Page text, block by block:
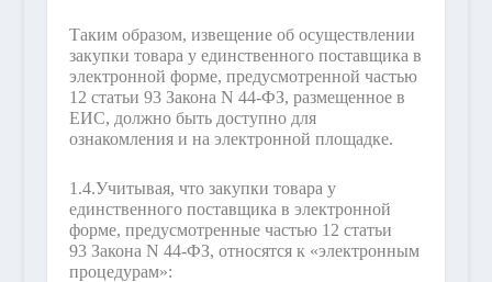
Таким образом, извещение об осуществлении
закупки товара у единственного поставщика в
электронной форме, предусмотренной частью
12 статьи 93 Закона N 44-ФЗ, размещенное в
ЕИС, должно быть доступно для
ознакомления и на электронной площадке.
1.4.Учитывая, что закупки товара у
единственного поставщика в электронной
форме, предусмотренные частью 12 статьи
93 Закона N 44-ФЗ, относятся к «электронным
процедурам»: